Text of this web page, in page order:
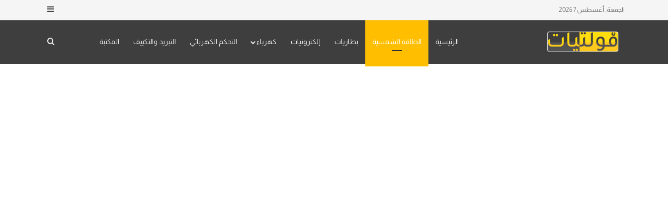
الجمعة, أغسطس 7 2026 إضافة عمود
الرئيسية الطاقة الشمسية بطاريات إلكترونيات كهرباء التحكم الكهربائي التبريد والتكييف المكتبة بحث عن